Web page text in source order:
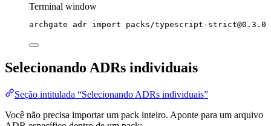
Terminal window
archgate adr import packs/typescript-strict@0.3.0
Selecionando ADRs individuais
Seção intitulada “Selecionando ADRs individuais”
Você não precisa importar um pack inteiro. Aponte para um arquivo